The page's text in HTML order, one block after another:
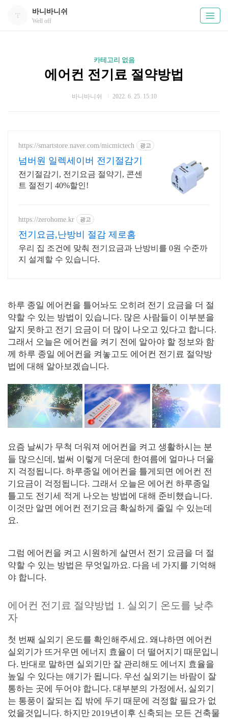
바니바니쉬
Well off
카테고리 없음
에어컨 전기료 절약방법
바니바니쉬 2022. 6. 25. 15:10
https://smartstore.naver.com/micmictech 광고
넘버원 일렉세이버 전기절감기
전기절감기, 전기요금 절약기, 콘센
트 절전기 40%할인!
https://zerohome.kr 광고
전기요금,난방비 절감 제로홈
우리 집 조건에 맞춰 전기요금과 난방비를 0원 수준까
지 설계할 수 있습니다.
하루 종일 에어컨을 틀어놔도 오히려 전기 요금을 더 절
약할 수 있는 방법이 있습니다. 많은 사람들이 이부분을
알지 못하고 전기 요금이 더 많이 나오고 있다고 합니다.
그래서 오늘은 에어컨을 켜기 전에 알아야 할 정보와 함
께 하루 종일 에어컨을 켜놓고도 에어컨 전기료 절약방
법에 대해 알아보겠습니다.
요즘 날씨가 무척 더워져 에어컨을 켜고 생활하시는 분
들 많으신데, 벌써 이렇게 더운데 한여름에 얼마나 더울
지 걱정됩니다. 하루종일 에어컨을 틀게되면 에어컨 전
기요금이 걱정됩니다. 그래서 오늘은 에어컨 하루종일
틀고도 전기세 적게 나오는 방법에 대해 준비했습니다.
이것만 알면 에어컨 전기요금 확실하게 줄일 수 있는데
요.
그럼 에어컨을 켜고 시원하게 살면서 전기 요금을 더 절
약할 수 있는 방법은 무엇일까요. 다음 네 가지를 기억해
야 합니다.
에어컨 전기료 절약방법 1. 실외기 온도를 낮추
자
첫 번째 실외기 온도를 확인해주세요. 왜냐하면 에어컨
실외기가 뜨거우면 에너지 효율이 더 떨어지기 때문입니
다. 반대로 말하면 실외기만 잘 관리해도 에너지 효율을
높일 수 있다는 얘기가 됩니다. 우선 실외기는 바람이 잘
통하는 곳에 두어야 합니다. 대부분의 가정에서, 실외기
는 통풍이 잘되는 집 밖에 두기 때문에 걱정할 필요가 없
었을것입니다. 하지만 2019년이후 신축되는 모든 건축물